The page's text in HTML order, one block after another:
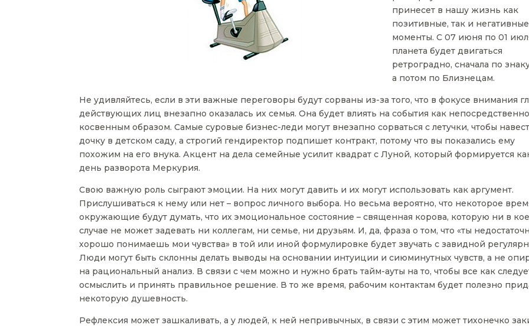
принесет в нашу жизнь как
позитивные, так и негативные
моменты. С 07 июня по 01
планета будет двигаться
ретроградно, сначала по
а потом по Близнецам.
Не удивляйтесь, если в эти важные переговоры будут сорваны из-за того, что в фокусе внимания
действующих лиц внезапно оказалась их семья. Она будет влиять на события как
косвенным образом. Самые суровые бизнес-леди могут внезапно сорваться с летучки, чтобы
дочку в детском саду, а строгий гендиректор подпишет контракт, потому что вы показались ему
похожим на его внука. Акцент на дела семейные усилит квадрат с Луной, который формируется
день разворота Меркурия.
Свою важную роль сыграют эмоции. На них могут давить и их могут использовать как аргумент.
Прислушиваться к нему или нет – вопрос личного выбора. Но весьма вероятно, что некоторое
окружающие будут думать, что их эмоциональное состояние – священная корова, которую ни в
случае не может задевать ни коллегам, ни семье, ни друзьям. И, да, фраза о том, что «ты
хорошо понимаешь мои чувства» в той или иной формулировке будет звучать с завидной
Люди могут быть склонны делать выводы на основании интуиции и сиюминутных чувств, а не
на рациональный анализ. В связи с чем можно и нужно брать тайм-ауты на то, чтобы все как
осмыслить и принять правильное решение. В то же время, рабочим контактам будет полезно
некоторую душевность.
Рефлексия может зашкаливать, а у людей, к ней непривычных, в связи с этим может тихонечко